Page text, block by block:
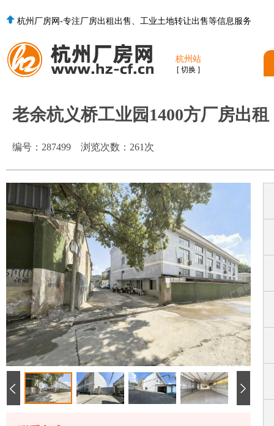
杭州厂房网-专注厂房出租出售、工业土地转让出售等信息服务
杭州站
[ 切换 ]
老余杭义桥工业园1400方厂房出租
编号： 287499 浏览次数： 261 次